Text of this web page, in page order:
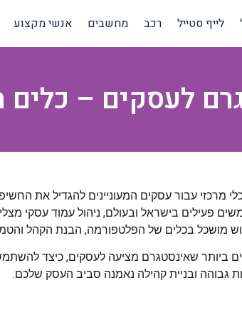
לייף סטייל רכב מחשבים אנשי מקצוע
לעסקים –
מרכזי עבור עסקים המעוניינים להגדיל את
פעילים בישראל ובעולם, ניהול עמוד עסקי
מושכל בכלים של הפלטפורמה, הבנת הקהל
ביותר שאינסטגרם מציעה לעסקים, כיצד להשתמש
גבוהה ובניית קהילה נאמנה סביב העסק שלכם.